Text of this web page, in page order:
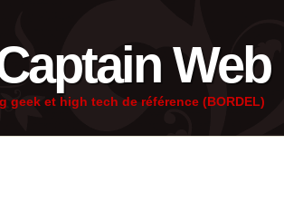
Web
geek et high tech de référence (BORDEL)